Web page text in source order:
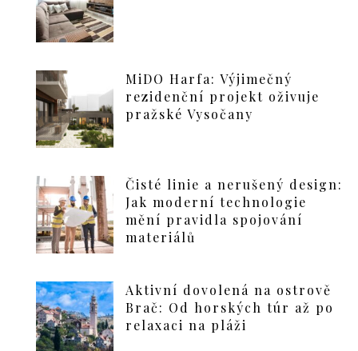
MiDO Harfa: Výjimečný
rezidenční projekt oživuje
pražské Vysočany
Čisté linie a nerušený design:
Jak moderní technologie
mění pravidla spojování
materiálů
Aktivní dovolená na ostrově
Brač: Od horských túr až po
relaxaci na pláži